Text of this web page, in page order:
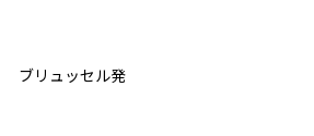
ブリュッセル発